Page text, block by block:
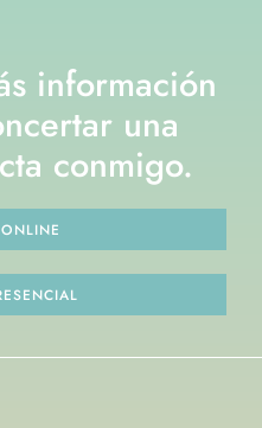
información
una
conmigo.